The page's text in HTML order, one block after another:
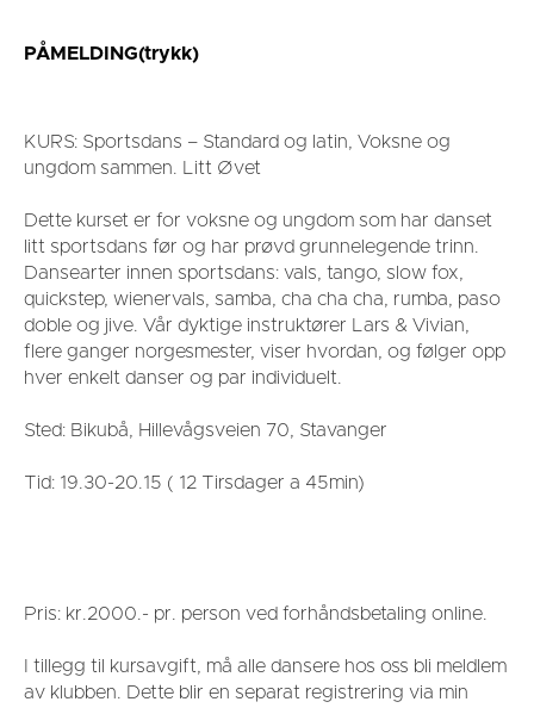
PÅMELDING(trykk)
KURS: Sportsdans – Standard og latin, Voksne og
ungdom sammen. Litt Øvet
Dette kurset er for voksne og ungdom som har danset
litt sportsdans før og har prøvd grunnelegende trinn.
Dansearter innen sportsdans: vals, tango, slow fox,
quickstep, wienervals, samba, cha cha cha, rumba, paso
doble og jive. Vår dyktige instruktører Lars & Vivian,
flere ganger norgesmester, viser hvordan, og følger opp
hver enkelt danser og par individuelt.
Sted: Bikubå, Hillevågsveien 70, Stavanger
Tid: 19.30-20.15 ( 12 Tirsdager a 45min)
Pris: kr.2000.- pr. person ved forhåndsbetaling online.
I tillegg til kursavgift, må alle dansere hos oss bli meldlem
av klubben. Dette blir en separat registrering via min